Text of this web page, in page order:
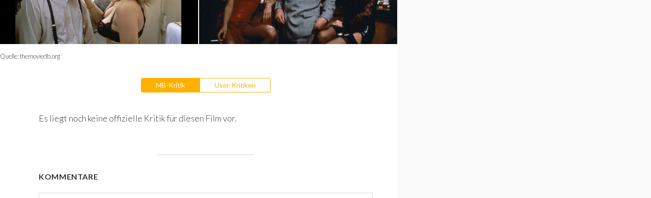
Quelle:themoviedb.org
MB-Kritik User-Kritiken
Es liegt noch keine offizielle Kritik für diesen Film vor.
KOMMENTARE